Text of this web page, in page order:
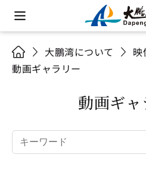
大鵬湾について
映
動画ギャラリー
動画ギャ